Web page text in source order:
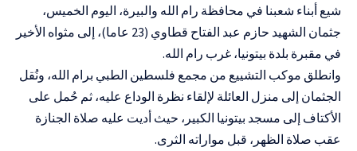
شيع أبناء شعبنا في محافظة رام الله والبيرة، اليوم الخميس،
جثمان الشهيد حازم عبد الفتاح قطاوي (23 عاما)، إلى مثواه الأخير
في مقبرة بلدة بيتونيا، غرب رام الله.
وانطلق موكب التشييع من مجمع فلسطين الطبي برام الله، ونُقل
الجثمان إلى منزل العائلة لإلقاء نظرة الوداع عليه، ثم حُمل على
الأكتاف إلى مسجد بيتونيا الكبير، حيث أديت عليه صلاة الجنازة
عقب صلاة الظهر، قبل مواراته الثرى.